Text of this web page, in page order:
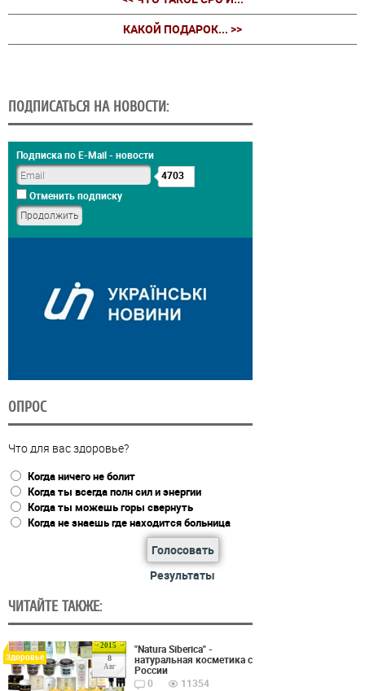
КАКОЙ ПОДАРОК... >>
ПОДПИСАТЬСЯ НА НОВОСТИ:
Подписка по E-Mail - новости
4703
Отменить подписку
ОПРОС
Что для вас здоровье?
Когда ничего не болит
Когда ты всегда полн сил и энергии
Когда ты можешь горы свернуть
Когда не знаешь где находится больница
Голосовать
Результаты
ЧИТАЙТЕ ТАКЖЕ:
2015
8
Авг
Здоровье
"Natura Siberica" -
натуральная косметика с
России
0
11354